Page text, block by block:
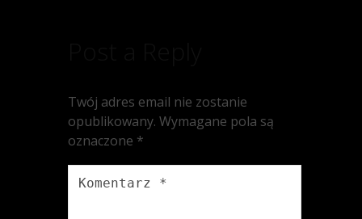
Twój adres email nie zostanie
opublikowany. Wymagane pola są
oznaczone *